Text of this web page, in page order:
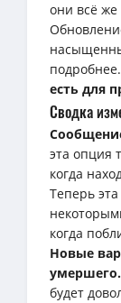
они всё
подробнее.
есть для
Сводка
эта опция
когда
Теперь
когда
Новые
умершего.
будет